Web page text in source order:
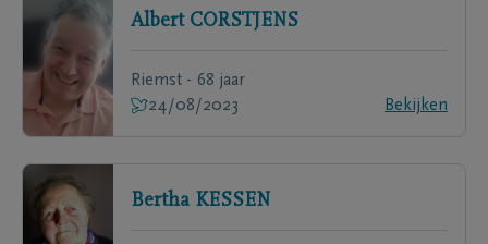
Albert CORSTJENS
Riemst - 68 jaar
24/08/2023
Bekijken
Bertha KESSEN